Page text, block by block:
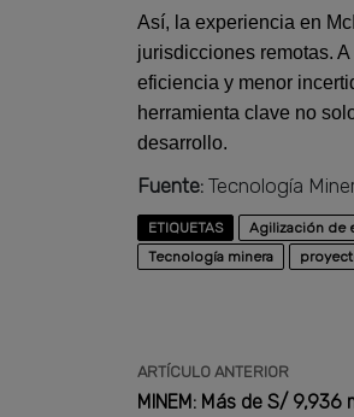
Así, la experiencia en
jurisdicciones remotas.
eficiencia y menor
herramienta clave no
desarrollo.
Fuente: Tecnología
ETIQUETAS Agilización de
Tecnología minera
ARTÍCULO ANTERIOR
MINEM: Más de S/ 9,936